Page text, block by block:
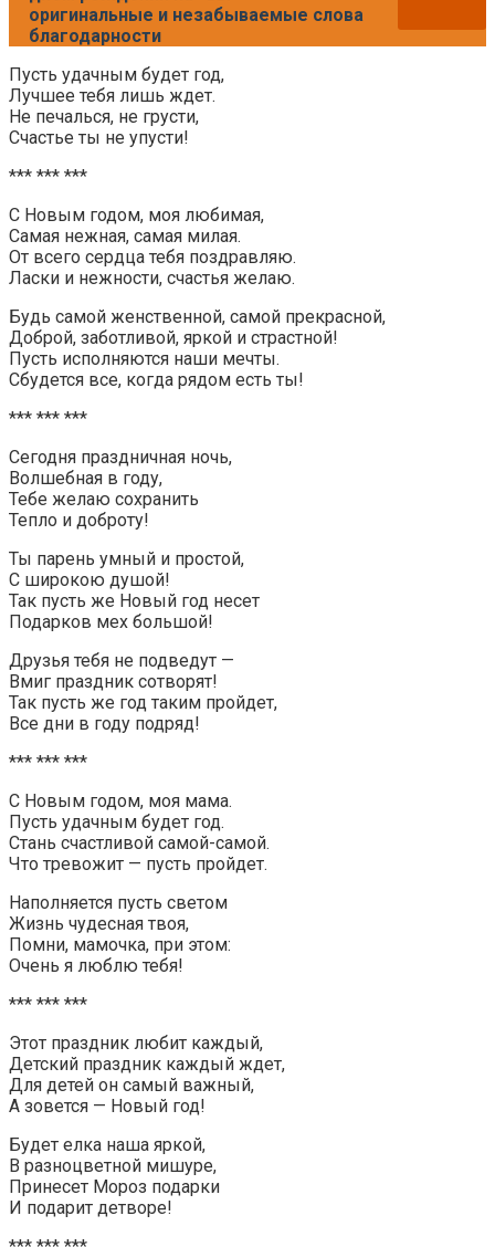
оригинальные и незабываемые слова
благодарности
Пусть удачным будет год,
Лучшее тебя лишь ждет.
Не печалься, не грусти,
Счастье ты не упусти!
*** *** ***
С Новым годом, моя любимая,
Самая нежная, самая милая.
От всего сердца тебя поздравляю.
Ласки и нежности, счастья желаю.
Будь самой женственной, самой прекрасной,
Доброй, заботливой, яркой и страстной!
Пусть исполняются наши мечты.
Сбудется все, когда рядом есть ты!
*** *** ***
Сегодня праздничная ночь,
Волшебная в году,
Тебе желаю сохранить
Тепло и доброту!
Ты парень умный и простой,
С широкою душой!
Так пусть же Новый год несет
Подарков мех большой!
Друзья тебя не подведут —
Вмиг праздник сотворят!
Так пусть же год таким пройдет,
Все дни в году подряд!
*** *** ***
С Новым годом, моя мама.
Пусть удачным будет год.
Стань счастливой самой-самой.
Что тревожит — пусть пройдет.
Наполняется пусть светом
Жизнь чудесная твоя,
Помни, мамочка, при этом:
Очень я люблю тебя!
*** *** ***
Этот праздник любит каждый,
Детский праздник каждый ждет,
Для детей он самый важный,
А зовется — Новый год!
Будет елка наша яркой,
В разноцветной мишуре,
Принесет Мороз подарки
И подарит детворе!